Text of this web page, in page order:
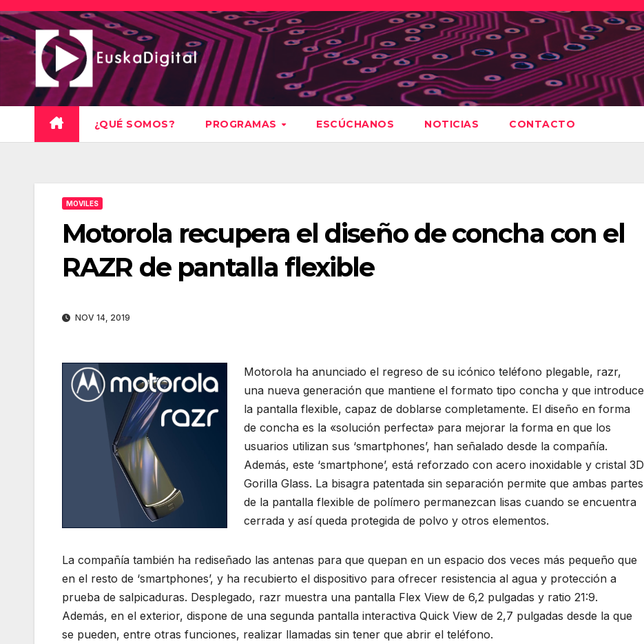
Saltar
al
contenido
¿QUÉ SOMOS? PROGRAMAS ESCÚCHANOS NOTICIAS CONTACTO
MOVILES
Motorola recupera el diseño de concha con el
RAZR de pantalla flexible
NOV 14, 2019
Motorola ha anunciado el regreso de su icónico teléfono plegable, razr,
una nueva generación que mantiene el formato tipo concha y que introduce
la pantalla flexible, capaz de doblarse completamente. El diseño en forma
de concha es la «solución perfecta» para mejorar la forma en que los
usuarios utilizan sus ‘smartphones’, han señalado desde la compañía.
Además, este ‘smartphone’, está reforzado con acero inoxidable y cristal 3D
Gorilla Glass. La bisagra patentada sin separación permite que ambas partes
de la pantalla flexible de polímero permanezcan lisas cuando se encuentra
cerrada y así queda protegida de polvo y otros elementos.
La compañía también ha rediseñado las antenas para que quepan en un espacio dos veces más pequeño que
en el resto de ‘smartphones’, y ha recubierto el dispositivo para ofrecer resistencia al agua y protección a
prueba de salpicaduras. Desplegado, razr muestra una pantalla Flex View de 6,2 pulgadas y ratio 21:9.
Además, en el exterior, dispone de una segunda pantalla interactiva Quick View de 2,7 pulgadas desde la que
se pueden, entre otras funciones, realizar llamadas sin tener que abrir el teléfono.